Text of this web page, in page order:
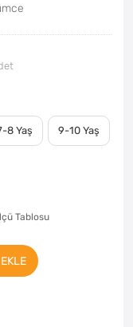
8 Yaş 9-10 Yaş
Tablosu